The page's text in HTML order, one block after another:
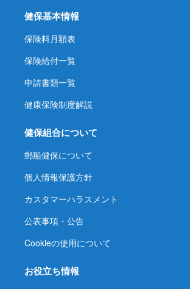
健保基本情報
保険料月額表
保険給付一覧
申請書類一覧
健康保険制度解説
健保組合について
郵船健保について
個人情報保護方針
カスタマーハラスメント
公表事項・公告
Cookieの使用について
お役立ち情報